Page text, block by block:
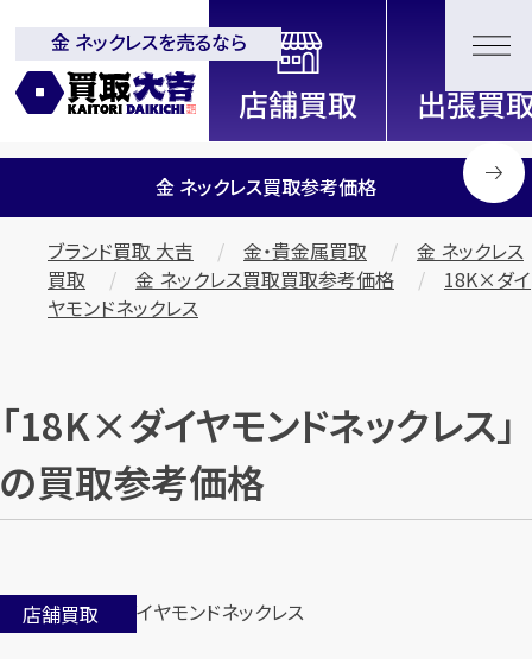
全国2200店舗以上展開中！
信頼と実績の買取専門店「買取大
吉」
金 ネックレスを売るなら
金 ネックレス買取参考価格
ブランド買取 大吉 金・貴金属買取
金 ネックレス
買取
金 ネックレス買取買取参考価格
18K×ダイ
ヤモンドネックレス
「18K×ダイヤモンドネックレス」
の買取参考価格
店舗買取